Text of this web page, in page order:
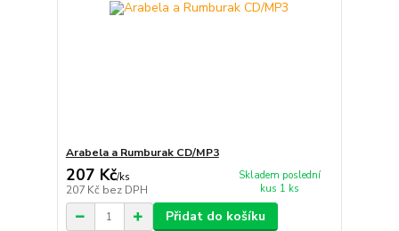
Arabela a Rumburak CD/MP3
207 Kč/ks
207 Kč bez DPH
Skladem poslední
kus 1 ks
Přidat do košíku